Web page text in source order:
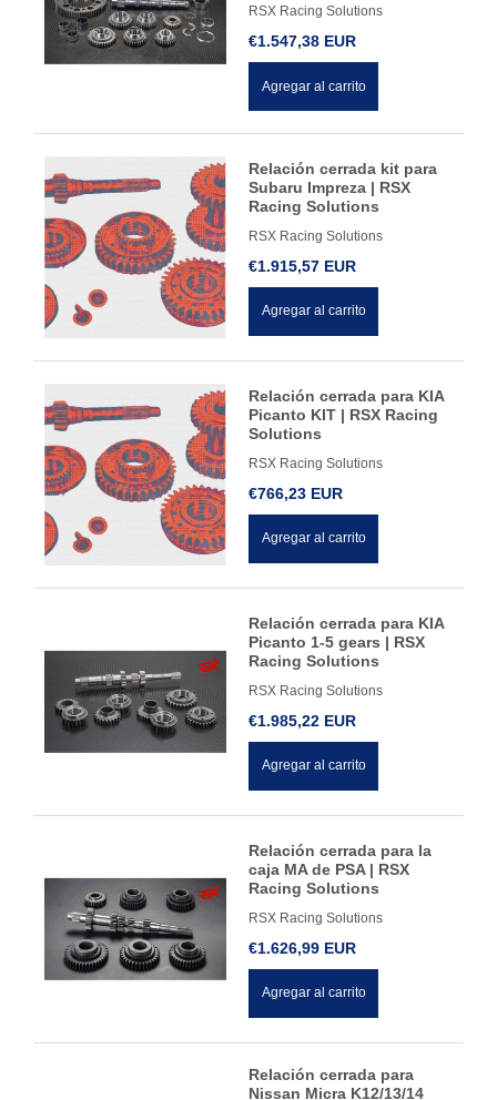
RSX Racing Solutions
€1.547,38 EUR
Agregar al carrito
Relación cerrada kit para
Subaru Impreza | RSX
Racing Solutions
RSX Racing Solutions
€1.915,57 EUR
Agregar al carrito
Relación cerrada para KIA
Picanto KIT | RSX Racing
Solutions
RSX Racing Solutions
€766,23 EUR
Agregar al carrito
Relación cerrada para KIA
Picanto 1-5 gears | RSX
Racing Solutions
RSX Racing Solutions
€1.985,22 EUR
Agregar al carrito
Relación cerrada para la
caja MA de PSA | RSX
Racing Solutions
RSX Racing Solutions
€1.626,99 EUR
Agregar al carrito
Relación cerrada para
Nissan Micra K12/13/14